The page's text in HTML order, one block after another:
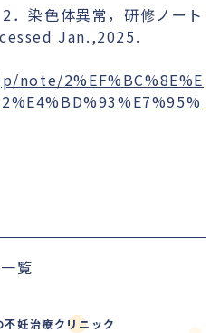
．染色体異常，研修ノート
Jan.,2025.
2%EF%BC%8E%E
一覧
妊治療クリニック